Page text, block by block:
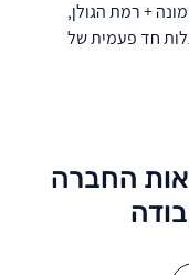
+ רמת הגולן,
חד פעמית של
החברה